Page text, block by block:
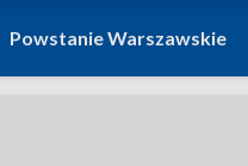
Powstanie Warszawskie